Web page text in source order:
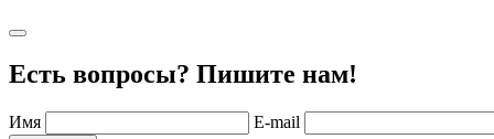
Есть вопросы? Пишите нам!
Имя E-mail